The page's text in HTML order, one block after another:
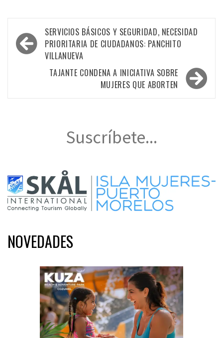
Navegación
de
entradas
SERVICIOS BÁSICOS Y SEGURIDAD, NECESIDAD
PRIORITARIA DE CIUDADANOS: PANCHITO
VILLANUEVA
TAJANTE CONDENA A INICIATIVA SOBRE
MUJERES QUE ABORTEN
Suscríbete...
NOVEDADES